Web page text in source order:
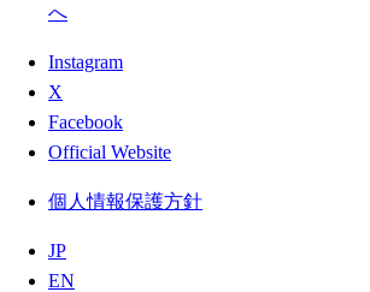
へ
Instagram
X
Facebook
Official Website
個人情報保護方針
JP
EN